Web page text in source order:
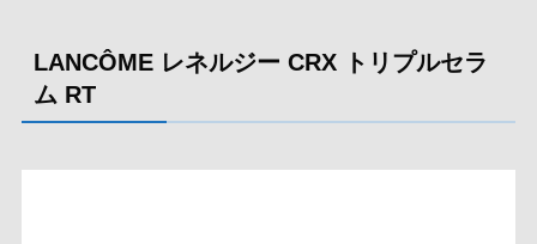
LANCÔME レネルジー CRX トリプルセラ
ム RT